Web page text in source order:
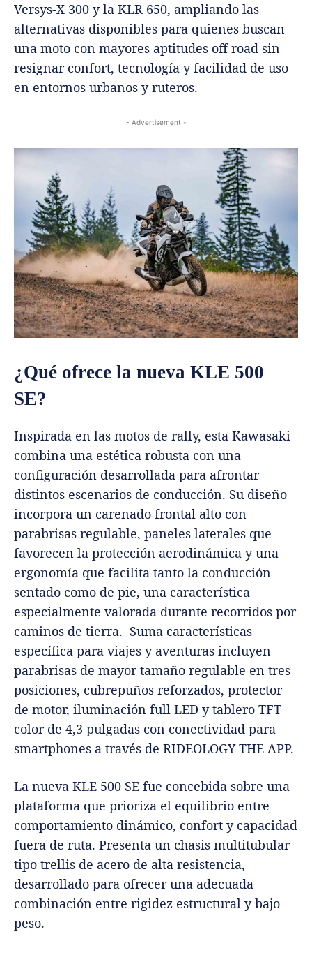
Versys-X 300 y la KLR 650, ampliando las
alternativas disponibles para quienes buscan
una moto con mayores aptitudes off road sin
resignar confort, tecnología y facilidad de uso
en entornos urbanos y ruteros.
- Advertisement -
¿Qué ofrece la nueva KLE 500
SE?
Inspirada en las motos de rally, esta Kawasaki
combina una estética robusta con una
configuración desarrollada para afrontar
distintos escenarios de conducción. Su diseño
incorpora un carenado frontal alto con
parabrisas regulable, paneles laterales que
favorecen la protección aerodinámica y una
ergonomía que facilita tanto la conducción
sentado como de pie, una característica
especialmente valorada durante recorridos por
caminos de tierra. Suma características
específica para viajes y aventuras incluyen
parabrisas de mayor tamaño regulable en tres
posiciones, cubrepuños reforzados, protector
de motor, iluminación full LED y tablero TFT
color de 4,3 pulgadas con conectividad para
smartphones a través de RIDEOLOGY THE APP.
La nueva KLE 500 SE fue concebida sobre una
plataforma que prioriza el equilibrio entre
comportamiento dinámico, confort y capacidad
fuera de ruta. Presenta un chasis multitubular
tipo trellis de acero de alta resistencia,
desarrollado para ofrecer una adecuada
combinación entre rigidez estructural y bajo
peso.